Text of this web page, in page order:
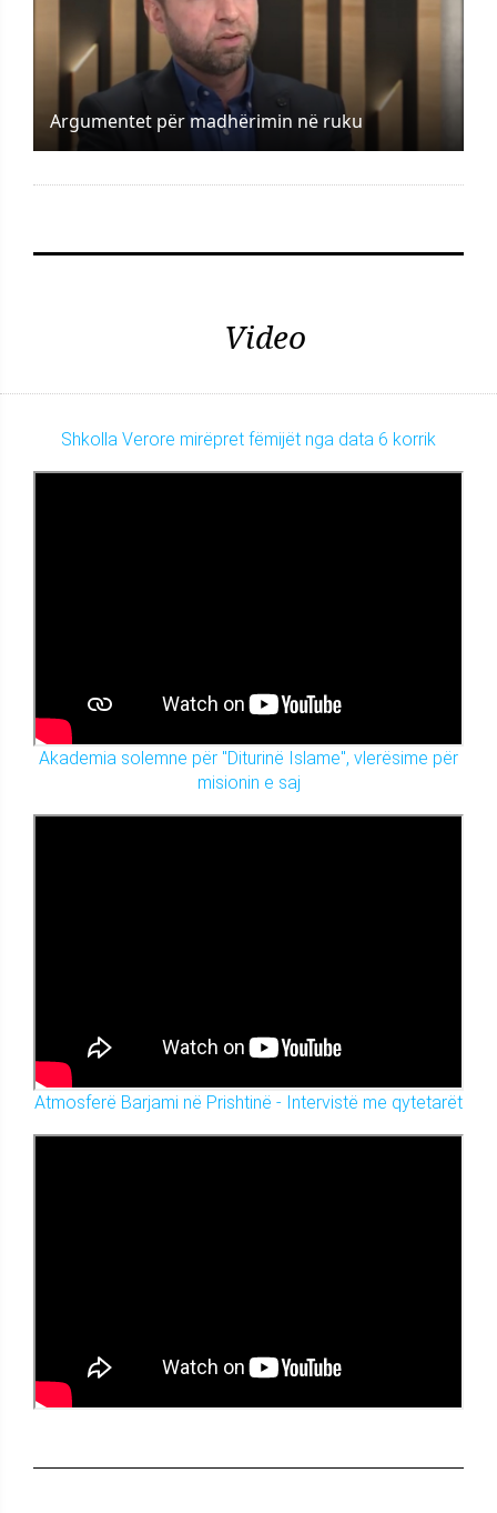
Argumentet për madhërimin në ruku
Video
Shkolla Verore mirëpret fëmijët nga data 6 korrik
Akademia solemne për "Diturinë Islame", vlerësime për
misionin e saj
Atmosferë Barjami në Prishtinë - Intervistë me qytetarët